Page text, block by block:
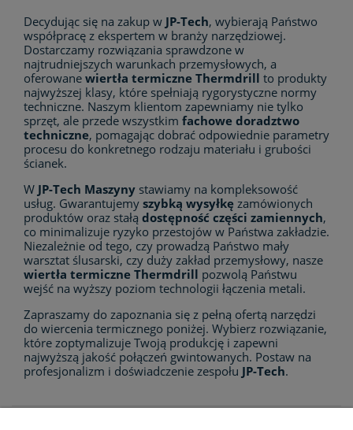
Decydując się na zakup w JP-Tech, wybierają Państwo
współpracę z ekspertem w branży narzędziowej.
Dostarczamy rozwiązania sprawdzone w
najtrudniejszych warunkach przemysłowych, a
oferowane wiertła termiczne Thermdrill to produkty
najwyższej klasy, które spełniają rygorystyczne normy
techniczne. Naszym klientom zapewniamy nie tylko
sprzęt, ale przede wszystkim fachowe doradztwo
techniczne, pomagając dobrać odpowiednie parametry
procesu do konkretnego rodzaju materiału i grubości
ścianek.
W JP-Tech Maszyny stawiamy na kompleksowość
usług. Gwarantujemy szybką wysyłkę zamówionych
produktów oraz stałą dostępność części zamiennych,
co minimalizuje ryzyko przestojów w Państwa zakładzie.
Niezależnie od tego, czy prowadzą Państwo mały
warsztat ślusarski, czy duży zakład przemysłowy, nasze
wiertła termiczne Thermdrill pozwolą Państwu
wejść na wyższy poziom technologii łączenia metali.
Zapraszamy do zapoznania się z pełną ofertą narzędzi
do wiercenia termicznego poniżej. Wybierz rozwiązanie,
które zoptymalizuje Twoją produkcję i zapewni
najwyższą jakość połączeń gwintowanych. Postaw na
profesjonalizm i doświadczenie zespołu JP-Tech.